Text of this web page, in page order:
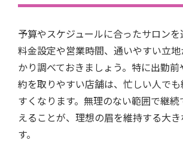
予算やスケジュールに合ったサロンを
料金設定や営業時間、通いやすい立
かり調べておきましょう。特に出勤
約を取りやすい店舗は、忙しい人で
すくなります。無理のない範囲で継
えることが、理想の眉を維持する大
す。